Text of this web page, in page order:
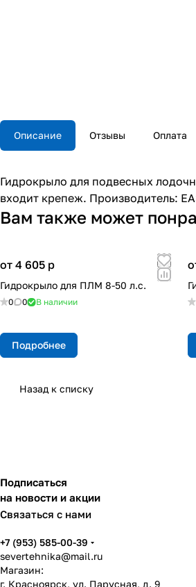
Описание Отзывы Оплата
Гидрокрыло для подвесных
входит крепеж. Производитель:
Вам также может
от 4 605 p
Гидрокрыло для ПЛМ 8-50 л.с.
0 0 В наличии
Подробнее
Назад к списку
Подписаться
на новости и акции
Связаться с нами
+7 (953) 585-00-39
severtehnika@mail.ru
Магазин:
г. Красноярск, ул. Парусная, д. 9